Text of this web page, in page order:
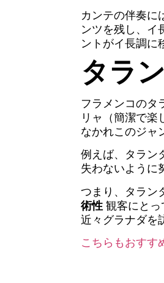
カンテの伴奏に
ンツを残し、イ
ントがイ長調に
タラ
フラメンコのタ
リャ（簡潔で
なかれこのジャ
例えば、タラン
失わないように
つまり、タラン
術性 観客にとっ
近々グラナダを
こちらもおすす